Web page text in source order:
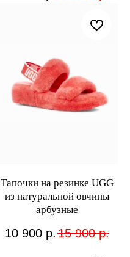
Тапочки на резинке UGG
из натуральной овчины
арбузные
10 900 р. 15 900 р.